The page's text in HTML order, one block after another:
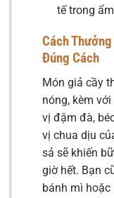
tế trong
Cách
Đúng Cách
Món giả cầy
nóng, kèm
vị đậm đà,
vị chua dịu
sả sẽ khiến
giờ hết. Bạn
bánh mì hoặc